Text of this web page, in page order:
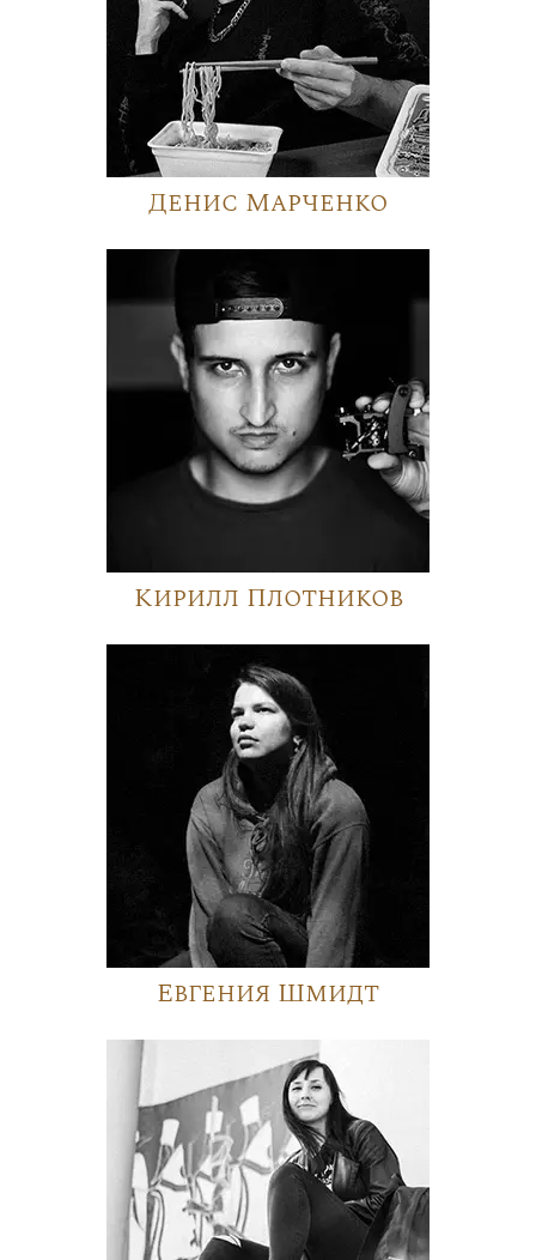
Денис Марченко
Кирилл Плотников
Евгения Шмидт